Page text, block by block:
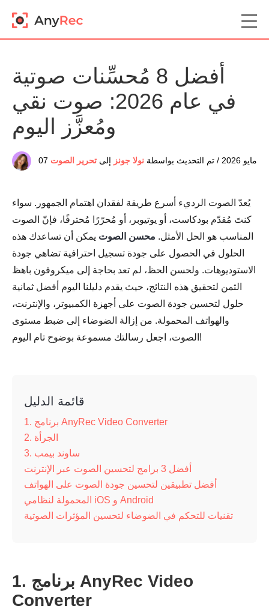
أفضل 8 مُحسِّنات صوتية
في عام 2026: صوت نقي
ومُعزَّز اليوم
07 مايو 2026 / تم التحديث بواسطة نولا جونز إلى تحرير الصوت
يُعدّ الصوت الرديء أسرع طريقة لفقدان اهتمام الجمهور. سواء
كنتَ مُقدّم بودكاست، أو يوتيوبر، أو مُحرّرًا مُحترفًا، فإنّ الصوت
المناسب هو الحل الأمثل. محسن الصوت يمكن أن تساعدك هذه
الحلول في الحصول على جودة تسجيل احترافية تضاهي جودة
الاستوديوهات. ولحسن الحظ، لم تعد بحاجة إلى ميكروفون باهظ
الثمن لتحقيق هذه النتائج، حيث يقدم دليلنا اليوم أفضل ثمانية
حلول لتحسين جودة الصوت على أجهزة الكمبيوتر، والإنترنت،
والهواتف المحمولة. من إزالة الضوضاء إلى ضبط مستوى
الصوت، اجعل رسالتك مسموعة بوضوح تام اليوم!
قائمة الدليل
1. برنامج AnyRec Video Converter
2. الجرأة
3. ساوند بيمب
أفضل 3 برامج لتحسين الصوت عبر الإنترنت
أفضل تطبيقين لتحسين جودة الصوت على الهواتف
المحمولة لنظامي iOS و Android
تقنيات للتحكم في الضوضاء لتحسين المؤثرات الصوتية
1. برنامج AnyRec Video
Converter